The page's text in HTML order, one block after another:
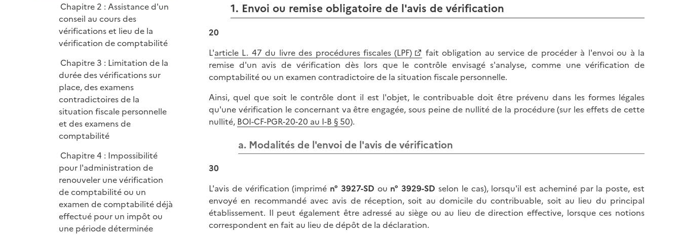
Chapitre 2 : Assistance d'un
conseil au cours des
vérifications et lieu de la
vérification de comptabilité
Chapitre 3 : Limitation de la
durée des vérifications sur
place, des examens
contradictoires de la
situation fiscale personnelle
et des examens de
comptabilité
Chapitre 4 : Impossibilité
pour l'administration de
renouveler une vérification
de comptabilité ou un
examen de comptabilité déjà
effectué pour un impôt ou
une période déterminée
1. Envoi ou remise obligatoire de l'avis de vérification
20
L'article L. 47 du livre des procédures fiscales (LPF)
fait obligation au service de procéder à l'envoi ou à la
remise d'un avis de vérification dès lors que le contrôle envisagé s'analyse, comme une vérification de
comptabilité ou un examen contradictoire de la situation fiscale personnelle.
Ainsi, quel que soit le contrôle dont il est l'objet, le contribuable doit être prévenu dans les formes légales
qu'une vérification le concernant va être engagée, sous peine de nullité de la procédure (sur les effets de cette
nullité, BOI-CF-PGR-20-20 au I-B § 50).
a. Modalités de l'envoi de l'avis de vérification
30
L'avis de vérification (imprimé n° 3927-SD ou n° 3929-SD selon le cas), lorsqu'il est acheminé par la poste, est
envoyé en recommandé avec avis de réception, soit au domicile du contribuable, soit au lieu du principal
établissement. Il peut également être adressé au siège ou au lieu de direction effective, lorsque ces notions
correspondent en fait au lieu de dépôt de la déclaration.